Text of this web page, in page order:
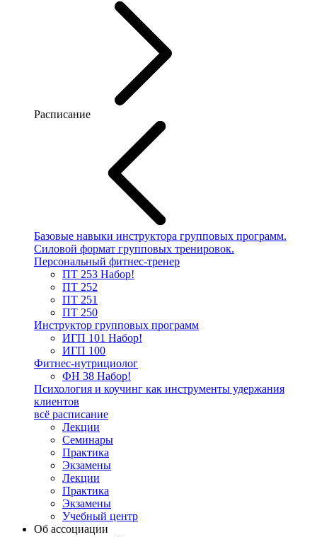
Расписание
Базовые навыки инструктора групповых программ.
Силовой формат групповых тренировок.
Персональный фитнес-тренер
ПТ 253 Набор!
ПТ 252
ПТ 251
ПТ 250
Инструктор групповых программ
ИГП 101 Набор!
ИГП 100
Фитнес-нутрициолог
ФН 38 Набор!
Психология и коучинг как инструменты удержания
клиентов
всё расписание
Лекции
Семинары
Практика
Экзамены
Лекции
Практика
Экзамены
Учебный центр
Об ассоциации